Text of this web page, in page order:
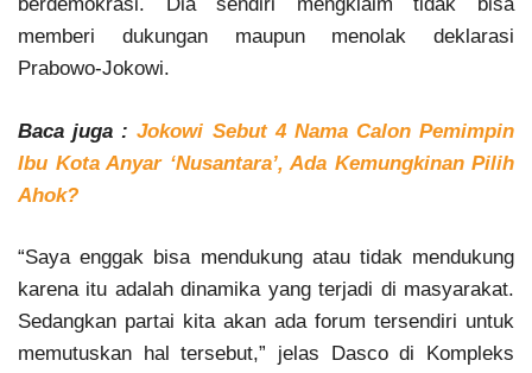
berdemokrasi. Dia sendiri mengklaim tidak bisa
memberi dukungan maupun menolak deklarasi
Prabowo-Jokowi.
Baca juga :Jokowi Sebut 4 Nama Calon Pemimpin
Ibu Kota Anyar ‘Nusantara’, Ada Kemungkinan Pilih
Ahok?
“Saya enggak bisa mendukung atau tidak mendukung
karena itu adalah dinamika yang terjadi di masyarakat.
Sedangkan partai kita akan ada forum tersendiri untuk
memutuskan hal tersebut,” jelas Dasco di Kompleks